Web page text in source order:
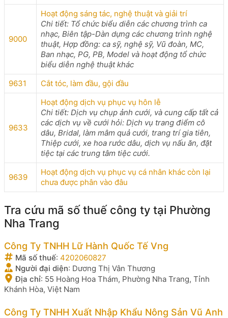
9000
Hoạt động sáng tác, nghệ thuật và giải trí
Chi tiết: Tổ chức biểu diễn các chương trình ca
nhạc, Biên tập-Dàn dựng các chương trình nghệ
thuật, Hợp đồng: ca sỹ, nghệ sỹ, Vũ đoàn, MC,
Ban nhạc, PG, PB, Model và hoạt động tổ chức
biểu diễn nghệ thuật khác
9631
Cắt tóc, làm đầu, gội đầu
9633
Hoạt động dịch vụ phục vụ hôn lễ
Chi tiết: Dịch vụ chụp ảnh cưới, và cung cấp tất cả
các dịch vụ về cưới hỏi: Dịch vụ trang điểm cô
dâu, Bridal, làm mâm quả cưới, trang trí gia tiên,
Thiệp cưới, xe hoa rước dâu, dịch vụ nấu ăn, đặt
tiệc tại các trung tâm tiệc cưới.
9639
Hoạt động dịch vụ phục vụ cá nhân khác còn lại
chưa được phân vào đâu
Tra cứu mã số thuế công ty tại Phường
Nha Trang
Công Ty TNHH Lữ Hành Quốc Tế Vng
Mã số thuế: 4202060827
Người đại diện: Dương Thị Vân Thương
Địa chỉ: 55 Hoàng Hoa Thám, Phường Nha Trang, Tỉnh
Khánh Hòa, Việt Nam
Công Ty TNHH Xuất Nhập Khẩu Nông Sản Vũ Anh